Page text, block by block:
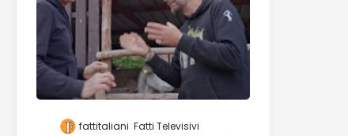
fattitaliani Fatti Televisivi